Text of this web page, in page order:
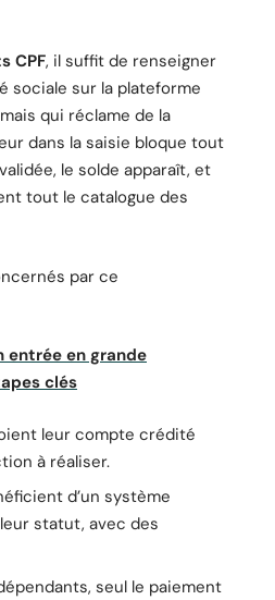
CPF, il suffit de renseigner
sociale sur la plateforme
qui réclame de la
dans la saisie bloque tout
le solde apparaît, et
tout le catalogue des
par ce
entrée en grande
clés
leur compte crédité
à réaliser.
d’un système
statut, avec des
seul le paiement